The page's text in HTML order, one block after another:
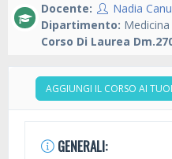
Docente:
Nadia Canu
Dipartimento: Medicina
Corso Di Laurea
AGGIUNGI IL CORSO AI TUOI
GENERALI: